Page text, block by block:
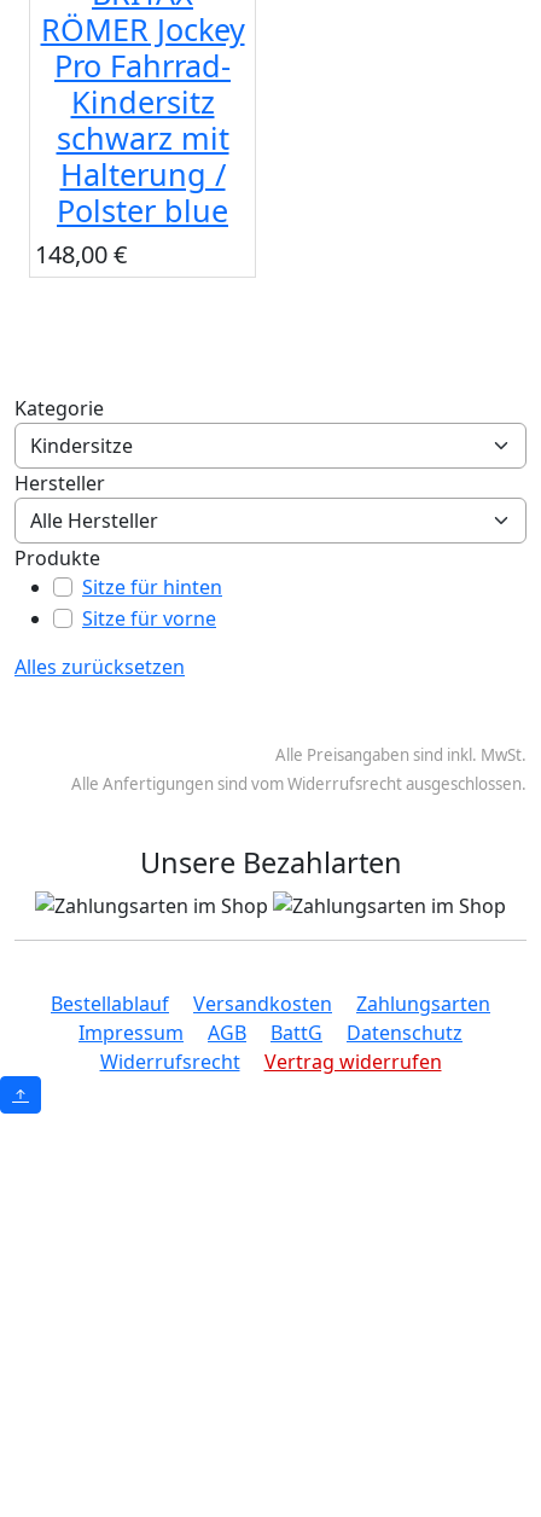
RÖMER Jockey
Pro Fahrrad-
Kindersitz
schwarz mit
Halterung /
Polster blue
148,00 €
Kategorie
Hersteller
Produkte
Sitze für hinten
Sitze für vorne
Alles zurücksetzen
Alle Preisangaben sind inkl. MwSt.
Alle Anfertigungen sind vom Widerrufsrecht ausgeschlossen.
Unsere Bezahlarten
Bestellablauf Versandkosten
Zahlungsarten
Impressum
AGB BattG
Datenschutz
Widerrufsrecht
Vertrag widerrufen